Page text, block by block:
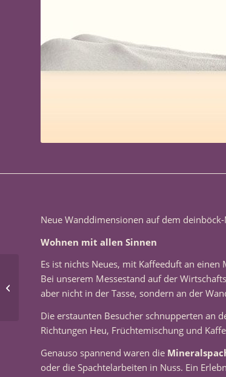
Neue Wanddimensionen auf dem deinböck-
Wohnen mit allen Sinnen
Es ist nichts Neues, mit Kaffeeduft an einen
Bei unserem Messestand auf der
aber nicht in der Tasse, sondern an der
Die erstaunten Besucher schnupperten an
Richtungen Heu, Früchtemischung und
Genauso spannend waren die
oder die Spachtelarbeiten in Nuss. Ein
Erfolgreiche
Weiterbildung im
Fachseminar